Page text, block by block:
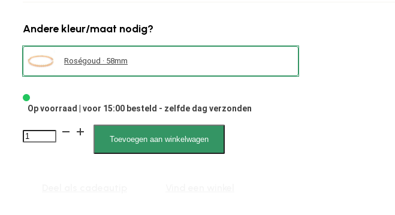
Andere kleur/maat nodig?
Roségoud · 58mm
Op voorraad | voor 15:00 besteld - zelfde dag verzonden
Lara
Toevoegen aan winkelwagen